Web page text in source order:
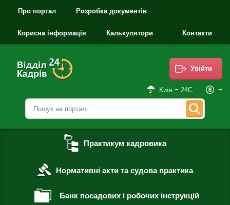
Про портал Розробка документів
Корисна інформація Калькулятори Контакти
Увійти
Київ = 24С =
Практикум кадровика
Нормативні акти та судова практика
Банк посадових і робочих інструкцій